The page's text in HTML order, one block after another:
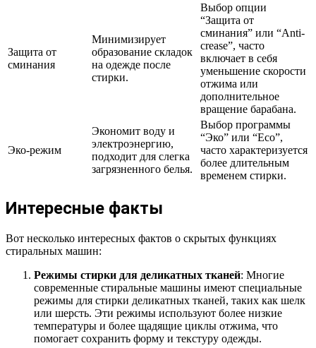
Защита от
сминания
Минимизирует
образование складок
на одежде после
стирки.
Выбор опции
“Защита от
сминания” или “Anti-
crease”, часто
включает в себя
уменьшение скорости
отжима или
дополнительное
вращение барабана.
Эко-режим
Экономит воду и
электроэнергию,
подходит для слегка
загрязненного белья.
Выбор программы
“Эко” или “Eco”,
часто характеризуется
более длительным
временем стирки.
Интересные факты
Вот несколько интересных фактов о скрытых функциях
стиральных машин:
Режимы стирки для деликатных тканей: Многие
современные стиральные машины имеют специальные
режимы для стирки деликатных тканей, таких как шелк
или шерсть. Эти режимы используют более низкие
температуры и более щадящие циклы отжима, что
помогает сохранить форму и текстуру одежды.